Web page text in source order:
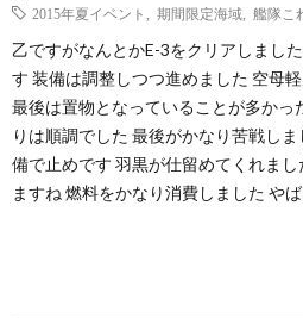
2015年夏イベント
期間限定海域 艦隊こ
乙ですがなんとかE-3をクリアしまし
す 装備は調整しつつ進めました 空母
最後は置物となっていることが多かっ
りは順調でした 最後がかなり苦戦し
備で止めです 羽黒が仕留めてくれま
ますね 燃料をかなり消費しました や